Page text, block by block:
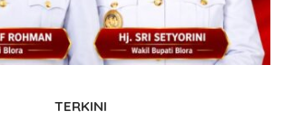
TERKINI